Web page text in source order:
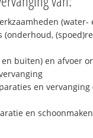
(water-
(onderhoud,
buiten) en afvoer
en
en schoonmaken